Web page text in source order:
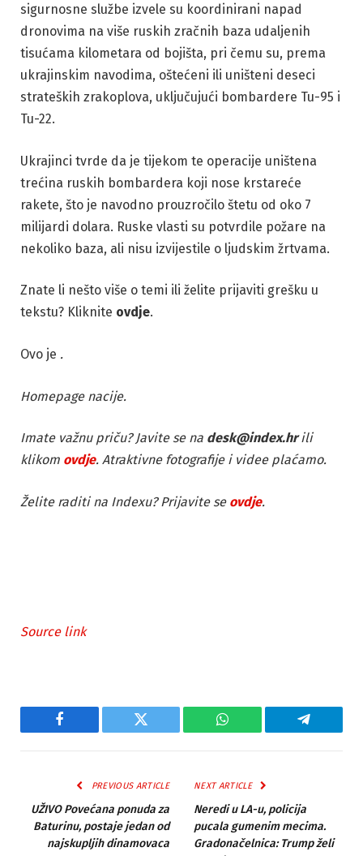
sigurnosne službe izvele su koordinirani napad
dronovima na više ruskih zračnih baza udaljenih
tisućama kilometara od bojišta, pri čemu su, prema
ukrajinskim navodima, oštećeni ili uništeni deseci
strateških zrakoplova, uključujući bombardere Tu-95 i
Tu-22.
Ukrajinci tvrde da je tijekom te operacije uništena
trećina ruskih bombardera koji nose krstareće
rakete, što je navodno prouzročilo štetu od oko 7
milijardi dolara. Ruske vlasti su potvrdile požare na
nekoliko baza, ali nisu izvijestile o ljudskim žrtvama.
Znate li nešto više o temi ili želite prijaviti grešku u
tekstu? Kliknite ovdje.
Ovo je .
Homepage nacije.
Imate važnu priču? Javite se na desk@index.hrili
klikom ovdje. Atraktivne fotografije i videe plaćamo.
Želite raditi na Indexu? Prijavite se ovdje.
Source link
Facebook Twitter WhatsApp Telegram
PREVIOUS ARTICLE
UŽIVO Povećana ponuda za
Baturinu, postaje jedan od
najskupljih dinamovaca
NEXT ARTICLE
Neredi u LA-u, policija
pucala gumenim mecima.
Gradonačelnica: Trump želi